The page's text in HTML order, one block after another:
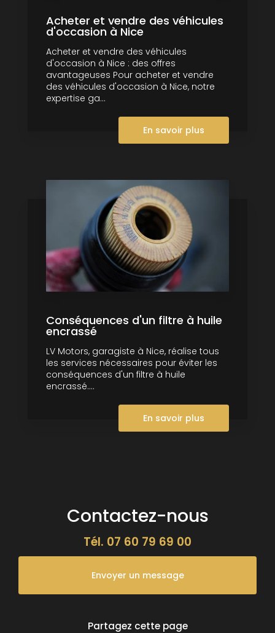
Acheter et vendre des véhicules
d'occasion à Nice
Acheter et vendre des véhicules
d'occasion à Nice : des offres
avantageuses Pour acheter et vendre
des véhicules d'occasion à Nice, notre
expertise ga...
En savoir plus
Conséquences d'un filtre à huile
encrassé
LV Motors, garagiste à Nice, réalise tous
les services nécessaires pour éviter les
conséquences d'un filtre à huile
encrassé....
En savoir plus
Contactez-nous
Tél. 07 60 79 69 00
Envoyer un message
Partagez cette page